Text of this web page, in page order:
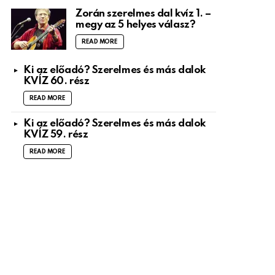
Zorán szerelmes dal kvíz 1. –
megy az 5 helyes válasz?
READ MORE
Ki az előadó? Szerelmes és más dalok
KVÍZ 60. rész
READ MORE
Ki az előadó? Szerelmes és más dalok
KVÍZ 59. rész
READ MORE